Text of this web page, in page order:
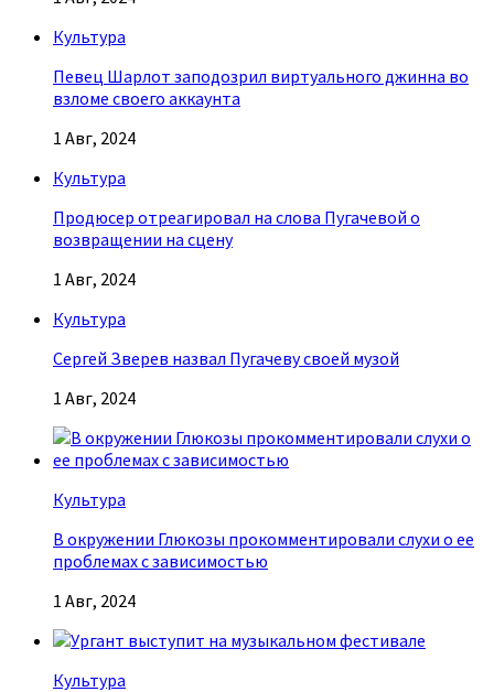
Культура
Певец Шарлот заподозрил виртуального джинна во
взломе своего аккаунта
1 Авг, 2024
Культура
Продюсер отреагировал на слова Пугачевой о
возвращении на сцену
1 Авг, 2024
Культура
Сергей Зверев назвал Пугачеву своей музой
1 Авг, 2024
Культура
В окружении Глюкозы прокомментировали слухи о ее
проблемах с зависимостью
1 Авг, 2024
Культура